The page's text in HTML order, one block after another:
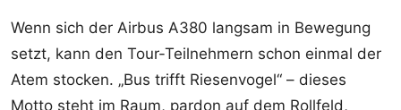
Wenn sich der Airbus A380 langsam in Bewegung
setzt, kann den Tour-Teilnehmern schon einmal der
Atem stocken. „Bus trifft Riesenvogel“ – dieses
Motto steht im Raum, pardon auf dem Rollfeld,